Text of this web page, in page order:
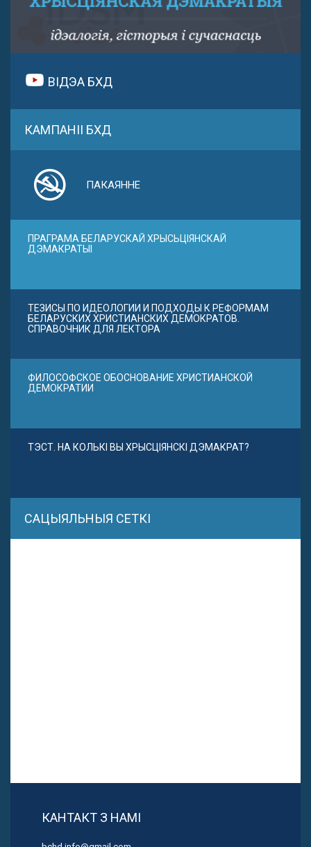
ВІДЭА БХД
КАМПАНІІ БХД
ПАКАЯННЕ
ПРАГРАМА БЕЛАРУСКАЙ ХРЫСЬЦІЯНСКАЙ
ДЭМАКРАТЫІ
ТЕЗИСЫ ПО ИДЕОЛОГИИ И ПОДХОДЫ К РЕФОРМАМ
БЕЛАРУСКИХ ХРИСТИАНСКИХ ДЕМОКРАТОВ.
СПРАВОЧНИК ДЛЯ ЛЕКТОРА
ФИЛОСОФСКОЕ ОБОСНОВАНИЕ ХРИСТИАНСКОЙ
ДЕМОКРАТИИ
ТЭСТ. НА КОЛЬКІ ВЫ ХРЫСЦІЯНСКІ ДЭМАКРАТ?
САЦЫЯЛЬНЫЯ СЕТКІ
КАНТАКТ З НАМІ